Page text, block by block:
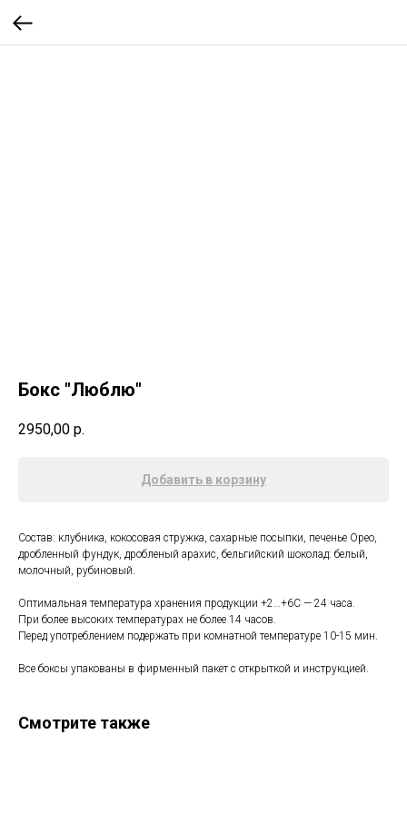
Бокс "Люблю"
2950,00 р.
Добавить в корзину
Состав: клубника, кокосовая стружка, сахарные посыпки, печенье Орео,
дробленный фундук, дробленый арахис, бельгийский шоколад: белый,
молочный, рубиновый.
Оптимальная температура хранения продукции +2…+6С — 24 часа.
При более высоких температурах не более 14 часов.
Перед употреблением подержать при комнатной температуре 10-15 мин.
Все боксы упакованы в фирменный пакет с открыткой и инструкцией.
Смотрите также